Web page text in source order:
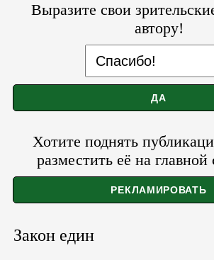
Выразите свои
автору!
Хотите поднять
разместить её на главной
Закон един